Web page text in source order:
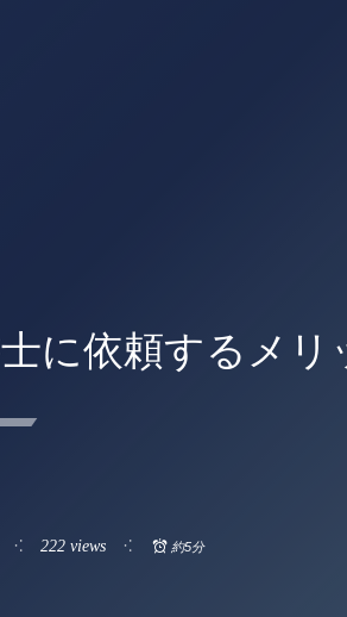
に依頼するメリ
222 views 約5分